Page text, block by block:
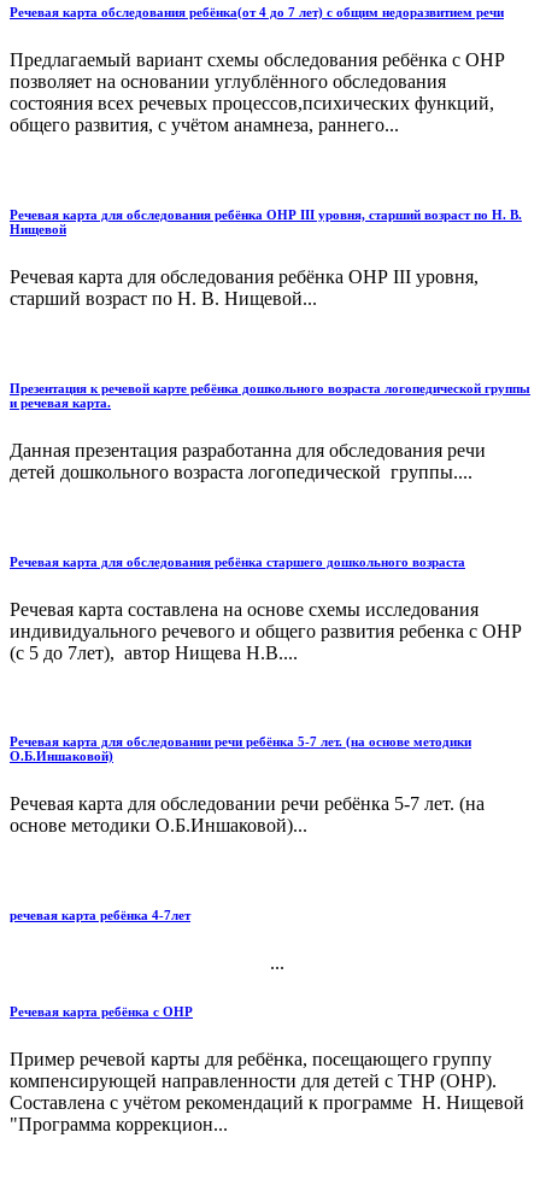
Речевая карта обследования ребёнка(от 4 до 7 лет) с общим недоразвитием речи
Предлагаемый вариант схемы обследования ребёнка с ОНР
позволяет на основании углублённого обследования
состояния всех речевых процессов,психических функций,
общего развития, с учётом анамнеза, раннего...
Речевая карта для обследования ребёнка ОНР III уровня, старший возраст по Н. В.
Нищевой
Речевая карта для обследования ребёнка ОНР III уровня,
старший возраст по Н. В. Нищевой...
Презентация к речевой карте ребёнка дошкольного возраста логопедической группы
и речевая карта.
Данная презентация разработанна для обследования речи
детей дошкольного возраста логопедической группы....
Речевая карта для обследования ребёнка старшего дошкольного возраста
Речевая карта составлена на основе схемы исследования
индивидуального речевого и общего развития ребенка с ОНР
(с 5 до 7лет), автор Нищева Н.В....
Речевая карта для обследовании речи ребёнка 5-7 лет. (на основе методики
О.Б.Иншаковой)
Речевая карта для обследовании речи ребёнка 5-7 лет. (на
основе методики О.Б.Иншаковой)...
речевая карта ребёнка 4-7лет
...
Речевая карта ребёнка с ОНР
Пример речевой карты для ребёнка, посещающего группу
компенсирующей направленности для детей с ТНР (ОНР).
Составлена с учётом рекомендаций к программе Н. Нищевой
"Программа коррекцион...